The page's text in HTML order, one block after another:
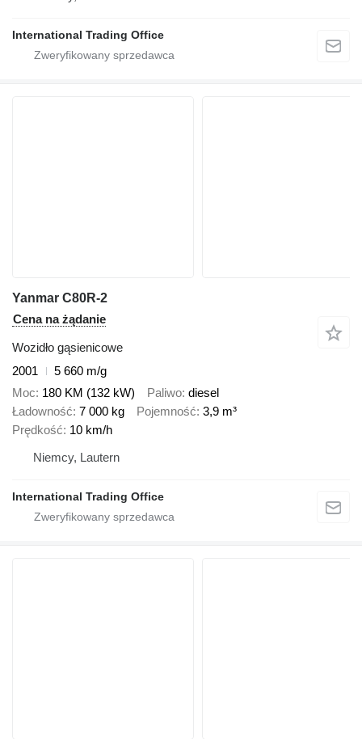
International Trading Office
Yanmar C80R-2
Cena na żądanie
Wozidło gąsienicowe
2001
5 660 m/g
Moc 180 KM (132 kW) Paliwo diesel
Ładowność 7 000 kg Pojemność 3,9 m³
Prędkość 10 km/h
Niemcy, Lautern
International Trading Office